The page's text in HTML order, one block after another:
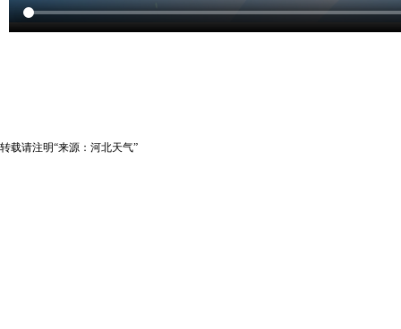
转载请注明“来源：河北天气”